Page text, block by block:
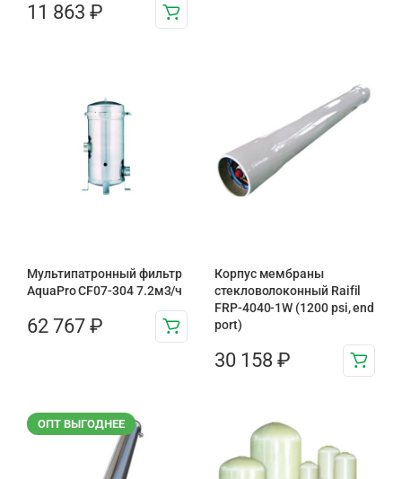
11 863 ₽
Мультипатронный фильтр
AquaPro CF07-304 7.2м3/ч
62 767 ₽
Корпус мембраны
стекловолоконный Raifil
FRP-4040-1W (1200 psi, end
port)
30 158 ₽
ОПТ ВЫГОДНЕЕ